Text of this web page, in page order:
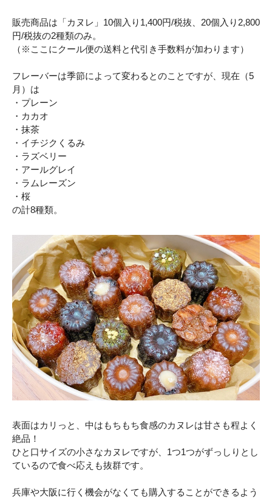
販売商品は「カヌレ」10個入り1,400円/税抜、20個入り2,800
円/税抜の2種類のみ。
（※ここにクール便の送料と代引き手数料が加わります）
フレーバーは季節によって変わるとのことですが、現在（5
月）は
・プレーン
・カカオ
・抹茶
・イチジクくるみ
・ラズベリー
・アールグレイ
・ラムレーズン
・桜
の計8種類。
表面はカリっと、中はもちもち食感のカヌレは甘さも程よく
絶品！
ひと口サイズの小さなカヌレですが、1つ1つがずっしりとし
ているので食べ応えも抜群です。
兵庫や大阪に行く機会がなくても購入することができるよう